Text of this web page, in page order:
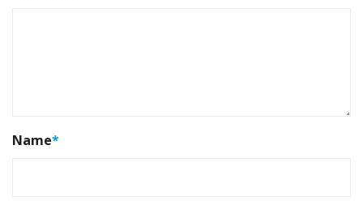
Name*